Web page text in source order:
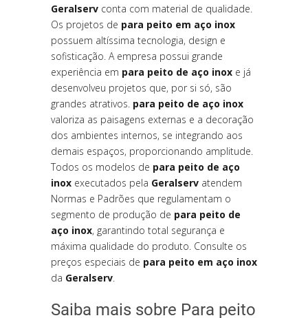
Geralserv conta com material de qualidade.
Os projetos de para peito em aço inox
possuem altíssima tecnologia, design e
sofisticação. A empresa possui grande
experiência em para peito de aço inox e já
desenvolveu projetos que, por si só, são
grandes atrativos. para peito de aço inox
valoriza as paisagens externas e a decoração
dos ambientes internos, se integrando aos
demais espaços, proporcionando amplitude.
Todos os modelos de para peito de aço
inox executados pela Geralserv atendem
Normas e Padrões que regulamentam o
segmento de produção de para peito de
aço inox, garantindo total segurança e
máxima qualidade do produto. Consulte os
preços especiais de para peito em aço inox
da Geralserv
Saiba mais sobre Para peito